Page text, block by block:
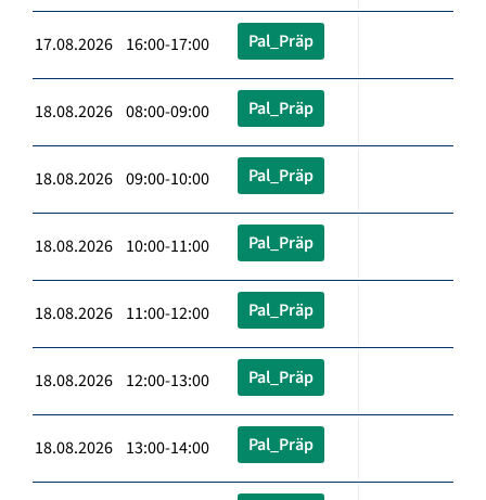
17.08.2026 16:00-17:00 Pal_Präp
18.08.2026 08:00-09:00 Pal_Präp
18.08.2026 09:00-10:00 Pal_Präp
18.08.2026 10:00-11:00 Pal_Präp
18.08.2026 11:00-12:00 Pal_Präp
18.08.2026 12:00-13:00 Pal_Präp
18.08.2026 13:00-14:00 Pal_Präp